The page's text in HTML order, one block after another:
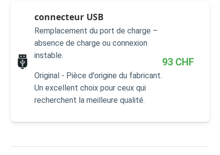
connecteur USB
Remplacement du port de charge –
absence de charge ou connexion
instable.
Original - Pièce d'origine du fabricant.
Un excellent choix pour ceux qui
recherchent la meilleure qualité.
93 CHF